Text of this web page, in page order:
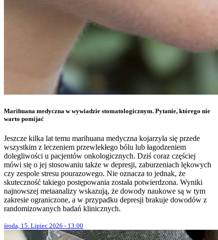
Marihuana medyczna w wywiadzie stomatologicznym. Pytanie, którego nie
warto pomijać
Jeszcze kilka lat temu marihuana medyczna kojarzyła się przede
wszystkim z leczeniem przewlekłego bólu lub łagodzeniem
dolegliwości u pacjentów onkologicznych. Dziś coraz częściej
mówi się o jej stosowaniu także w depresji, zaburzeniach lękowych
czy zespole stresu pourazowego. Nie oznacza to jednak, że
skuteczność takiego postępowania została potwierdzona. Wyniki
najnowszej metaanalizy wskazują, że dowody naukowe są w tym
zakresie ograniczone, a w przypadku depresji brakuje dowodów z
randomizowanych badań klinicznych.
środa, 15. Lipiec 2026 - 13:00